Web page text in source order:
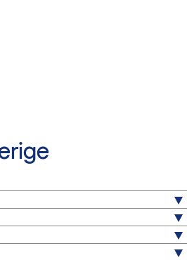
största byggbolag. Här kan du
arbete.